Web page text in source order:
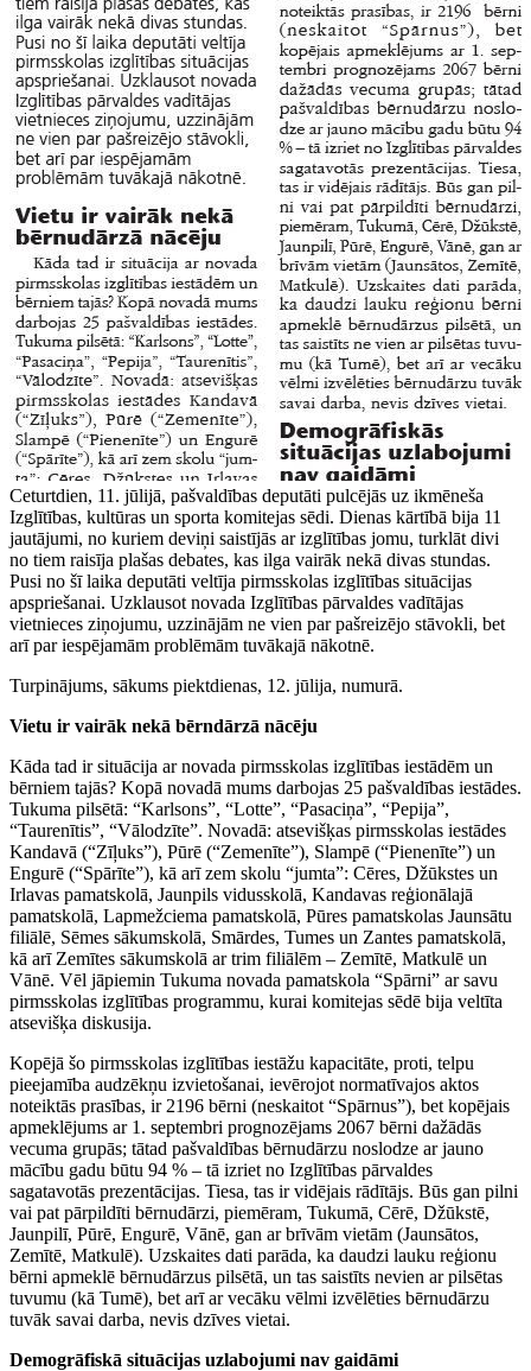
Ceturtdien, 11. jūlijā, pašvaldības deputāti pulcējās uz ikmēneša
Izglītības, kultūras un sporta komitejas sēdi. Dienas kārtībā bija 11
jautājumi, no kuriem deviņi saistījās ar izglītības jomu, turklāt divi
no tiem raisīja plašas debates, kas ilga vairāk nekā divas stundas.
Pusi no šī laika deputāti veltīja pirmsskolas izglītības situācijas
apspriešanai. Uzklausot novada Izglītības pārvaldes vadītājas
vietnieces ziņojumu, uzzinājām ne vien par pašreizējo stāvokli, bet
arī par iespējamām problēmām tuvākajā nākotnē.
Turpinājums, sākums piektdienas, 12. jūlija, numurā.
Vietu ir vairāk nekā bērndārzā nācēju
Kāda tad ir situācija ar novada pirmsskolas izglītības iestādēm un
bērniem tajās? Kopā novadā mums darbojas 25 pašvaldības iestādes.
Tukuma pilsētā: “Karlsons”, “Lotte”, “Pasaciņa”, “Pepija”,
“Taurenītis”, “Vālodzīte”. Novadā: atsevišķas pirmsskolas iestādes
Kandavā (“Zīļuks”), Pūrē (“Zemenīte”), Slampē (“Pienenīte”) un
Engurē (“Spārīte”), kā arī zem skolu “jumta”: Cēres, Džūkstes un
Irlavas pamatskolā, Jaunpils vidusskolā, Kandavas reģionālajā
pamatskolā, Lapmežciema pamatskolā, Pūres pamatskolas Jaunsātu
filiālē, Sēmes sākumskolā, Smārdes, Tumes un Zantes pamatskolā,
kā arī Zemītes sākumskolā ar trim filiālēm – Zemītē, Matkulē un
Vānē. Vēl jāpiemin Tukuma novada pamatskola “Spārni” ar savu
pirmsskolas izglītības programmu, kurai komitejas sēdē bija veltīta
atsevišķa diskusija.
Kopējā šo pirmsskolas izglītības iestāžu kapacitāte, proti, telpu
pieejamība audzēkņu izvietošanai, ievērojot normatīvajos aktos
noteiktās prasības, ir 2196 bērni (neskaitot “Spārnus”), bet kopējais
apmeklējums ar 1. septembri prognozējams 2067 bērni dažādās
vecuma grupās; tātad pašvaldības bērnudārzu noslodze ar jauno
mācību gadu būtu 94 % – tā izriet no Izglītības pārvaldes
sagatavotās prezentācijas. Tiesa, tas ir vidējais rādītājs. Būs gan pilni
vai pat pārpildīti bērnudārzi, piemēram, Tukumā, Cērē, Džūkstē,
Jaunpilī, Pūrē, Engurē, Vānē, gan ar brīvām vietām (Jaunsātos,
Zemītē, Matkulē). Uzskaites dati parāda, ka daudzi lauku reģionu
bērni apmeklē bērnudārzus pilsētā, un tas saistīts nevien ar pilsētas
tuvumu (kā Tumē), bet arī ar vecāku vēlmi izvēlēties bērnudārzu
tuvāk savai darba, nevis dzīves vietai.
Demogrāfiskā situācijas uzlabojumi nav gaidāmi